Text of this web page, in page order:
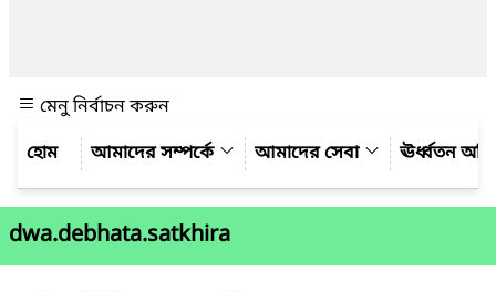
মেনু নির্বাচন করুন
আমাদের সম্পর্কে
আমাদের সেবা ঊর্ধ্বতন
dwa.debhata.satkhira